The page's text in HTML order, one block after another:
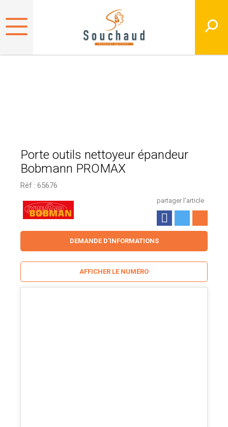
Porte outils nettoyeur épandeur
Bobmann PROMAX
Réf : 65676
partager l'article
DEMANDE D'INFORMATIONS
AFFICHER LE NUMÉRO